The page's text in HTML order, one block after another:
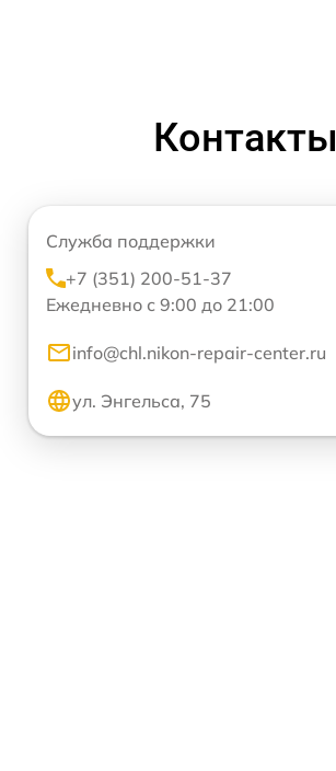
Контакты
Служба поддержки
+7 (351) 200-51-37
Ежедневно с 9:00 до 21:00
info@chl.nikon-repair-center.ru
ул. Энгельса, 75